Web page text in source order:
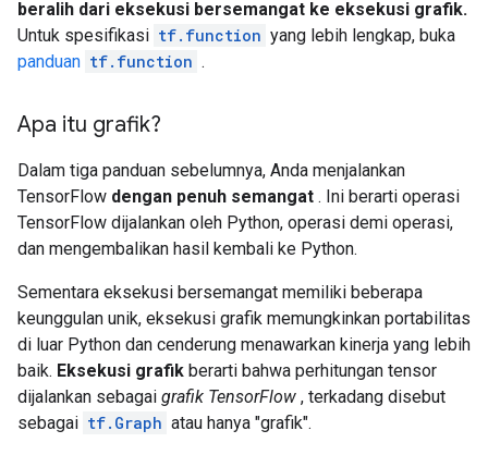
beralih dari eksekusi bersemangat ke eksekusi grafik.
Untuk spesifikasi tf.function yang lebih lengkap, buka
panduan tf.function .
Apa itu grafik?
Dalam tiga panduan sebelumnya, Anda menjalankan
TensorFlow dengan penuh semangat . Ini berarti operasi
TensorFlow dijalankan oleh Python, operasi demi operasi,
dan mengembalikan hasil kembali ke Python.
Sementara eksekusi bersemangat memiliki beberapa
keunggulan unik, eksekusi grafik memungkinkan portabilitas
di luar Python dan cenderung menawarkan kinerja yang lebih
baik. Eksekusi grafik berarti bahwa perhitungan tensor
dijalankan sebagai grafik TensorFlow , terkadang disebut
sebagai tf.Graph atau hanya "grafik".